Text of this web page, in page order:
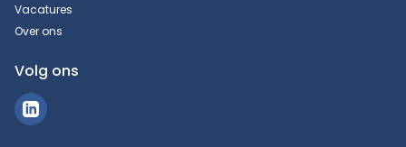
Vacatures
Over ons
Volg ons